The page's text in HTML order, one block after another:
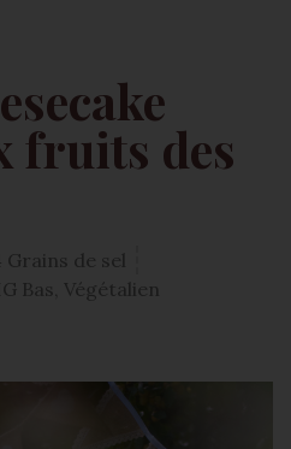
fruits des
Grains de sel
Bas, Végétalien